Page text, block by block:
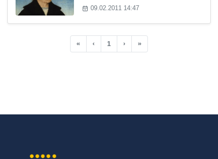
09.02.2011 14:47
« ‹ 1 › »